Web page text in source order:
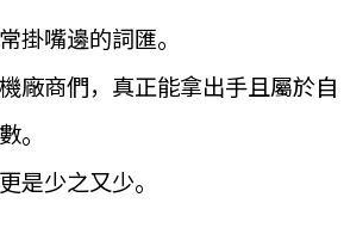
掛嘴邊的詞匯。
廠商們，真正能拿出手且屬於自
。
是少之又少。